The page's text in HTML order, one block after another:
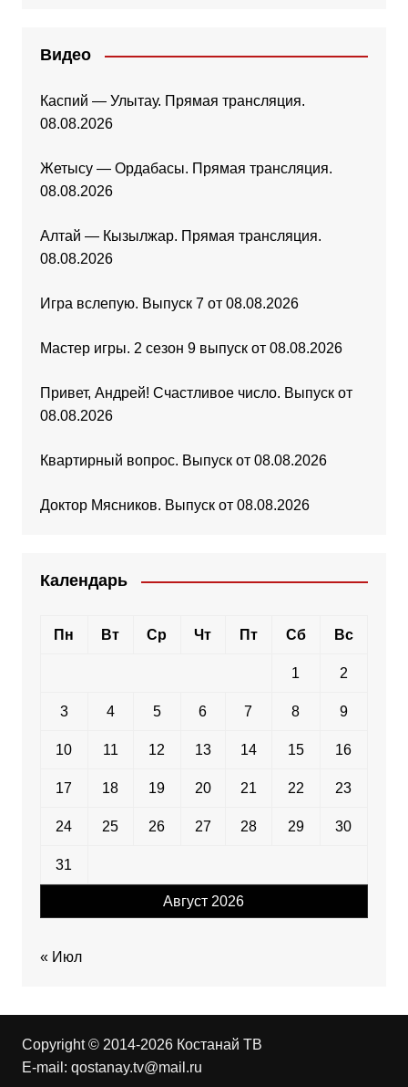
Видео
Каспий — Улытау. Прямая трансляция.
08.08.2026
Жетысу — Ордабасы. Прямая трансляция.
08.08.2026
Алтай — Кызылжар. Прямая трансляция.
08.08.2026
Игра вслепую. Выпуск 7 от 08.08.2026
Мастер игры. 2 сезон 9 выпуск от 08.08.2026
Привет, Андрей! Счастливое число. Выпуск от
08.08.2026
Квартирный вопрос. Выпуск от 08.08.2026
Доктор Мясников. Выпуск от 08.08.2026
Календарь
Август 2026
Пн Вт Ср Чт Пт Сб Вс
1 2
3 4 5 6 7 8 9
10 11 12 13 14 15 16
17 18 19 20 21 22 23
24 25 26 27 28 29 30
31
« Июл
Copyright © 2014-2026 Костанай ТВ
E-mail: qostanay.tv@mail.ru